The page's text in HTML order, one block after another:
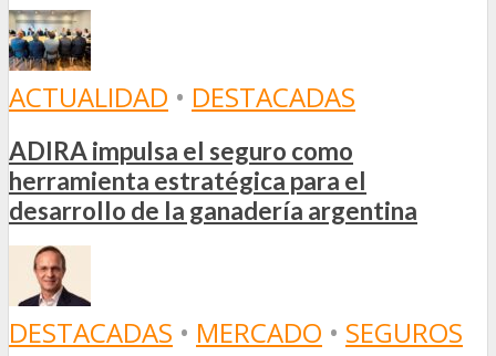
ACTUALIDAD • DESTACADAS
ADIRA impulsa el seguro como
herramienta estratégica para el
desarrollo de la ganadería argentina
DESTACADAS • MERCADO • SEGUROS